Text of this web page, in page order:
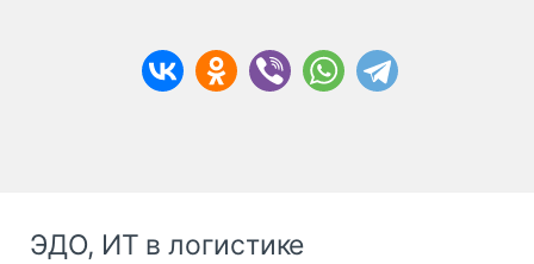
ЭДО, ИТ в логистике